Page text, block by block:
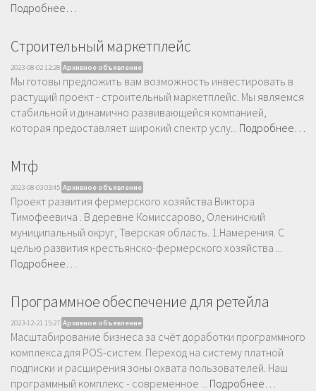
Подробнее…
Cтроительный маркетплейс
2023-08-02 12:28 Архивное объявление
Мы готовы предложить вам возможность инвестировать в
растущий проект - строительный маркетплейс. Мы являемся
стабильной и динамично развивающейся компанией,
которая предоставляет широкий спектр услу... Подробнее…
Мтф
2023-08-03 03:45 Архивное объявление
Проект развития фермерского хозяйства Виктора
Тимофеевича . В деревне Комиссарово, Оленинский
муниципальный округ, Тверская область. 1.Намерения. С
целью развития крестьянско-фермерского хозяйства ...
Подробнее…
Программное обеспечение для ретейла
2023-12-21 15:27 Архивное объявление
Масштабирование бизнеса за счёт доработки программного
комплекса для POS-систем. Переход на систему платной
подписки и расширения зоны охвата пользователей. Наш
программный комплекс - современное ... Подробнее…